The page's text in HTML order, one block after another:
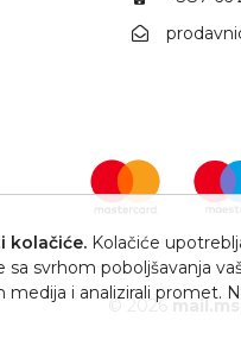
© 2026
kolačiće. Kolačiće
sa svrhom poboljšavanja
i analizirali promet.